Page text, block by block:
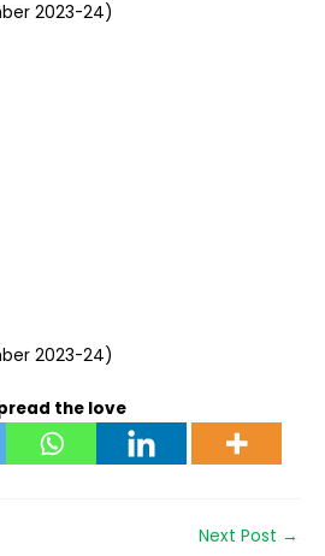
2023-24)
2023-24)
the love
Next Post →